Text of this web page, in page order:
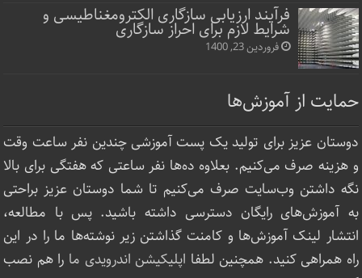
فرآیند ارزیابی سازگاری الکترومغناطیسی و
شرایط لازم برای احراز سازگاری
فروردین 23, 1400
حمایت از آموزش‌ها
دوستان عزیز برای تولید یک پست آموزشی چندین نفر ساعت‌ وقت
و هزینه صرف می‌کنیم. بعلاوه ده‌ها نفر ساعتی که هفتگی برای بالا
نگه داشتن وب‌سایت صرف ‌می‌کنیم تا شما دوستان عزیز براحتی
به آموزش‌های رایگان دسترسی داشته باشید. پس با مطالعه،
انتشار لینک‌ آموزش‌ها و کامنت گذاشتن زیر نوشته‌‌ها ما را در این
راه همراهی کنید. همچنین لطفا اپلیکیشن اندرویدی ما را هم نصب